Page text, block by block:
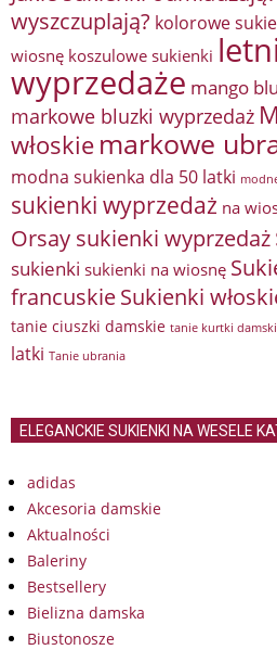
wyszczuplają? kolorowe
wiosnę koszulowe sukienki
wyprzedaże mango
markowe bluzki wyprzedaż
włoskie markowe
modna sukienka dla 50 latki
sukienki wyprzedaż na
Orsay sukienki wyprzedaż
sukienki sukienki na wiosnę
francuskieSukienki
tanie ciuszki damskie tanie kurtki
latki Tanie ubrania
ELEGANCKIE SUKIENKI NA WESELE
adidas
Akcesoria damskie
Aktualności
Baleriny
Bestsellery
Bielizna damska
Biustonosze